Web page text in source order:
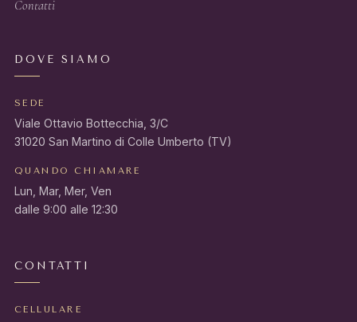
Contatti
DOVE SIAMO
SEDE
Viale Ottavio Bottecchia, 3/C
31020 San Martino di Colle Umberto (TV)
QUANDO CHIAMARE
Lun, Mar, Mer, Ven
dalle 9:00 alle 12:30
CONTATTI
CELLULARE